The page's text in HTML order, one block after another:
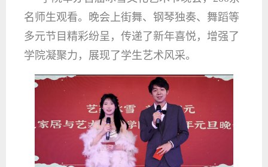
名师生观看。晚会上街舞、钢琴独奏、舞蹈等
多元节目精彩纷呈，传递了新年喜悦，增强了
学院凝聚力，展现了学生艺术风采。